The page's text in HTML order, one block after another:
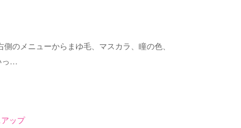
のメニューからまゆ毛、マスカラ、瞳の色、
っ…
ップ